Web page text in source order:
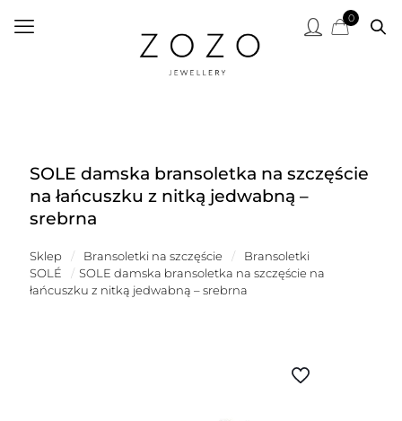
0
SOLE damska bransoletka na szczęście
na łańcuszku z nitką jedwabną –
srebrna
Sklep / Bransoletki na szczęście /
Bransoletki
SOLÉ
/ SOLE damska bransoletka na szczęście na
łańcuszku z nitką jedwabną – srebrna